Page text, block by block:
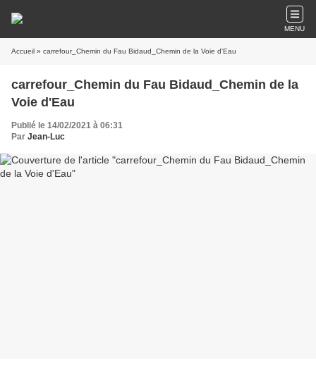
MENU
Accueil » carrefour_Chemin du Fau Bidaud_Chemin de la Voie d'Eau
carrefour_Chemin du Fau Bidaud_Chemin de la
Voie d'Eau
Publié le 14/02/2021 à 06:31
Par Jean-Luc